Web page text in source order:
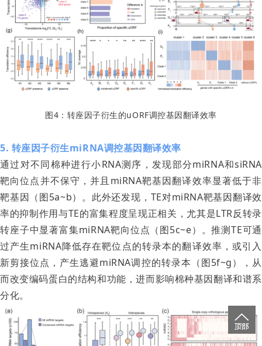
图4：转座因子衍生的uORF调控基因翻译效率
5. 转座因子衍生miRNA调控基因翻译效率
通过对不同棉种进行小RNA测序，发现部分miRNA和siRNA
靶向位点并不保守，并且miRNA靶基因翻译效率显著低于非
靶基因（图5a~b）。此外还发现，TE对miRNA靶基因翻译效
率的抑制作用与TE的富集程度呈现正相关，尤其是LTR反转录
转座子中显著富集miRNA靶向位点（图5c~e）。推测TE可通
过产生miRNA降低存在靶位点的转录本的翻译效率，或引入
新剪接位点，产生逃避miRNA调控的转录本（图5f~g），从
而改变编码蛋白的结构和功能，进而影响棉种基因翻译和谱系
分化。